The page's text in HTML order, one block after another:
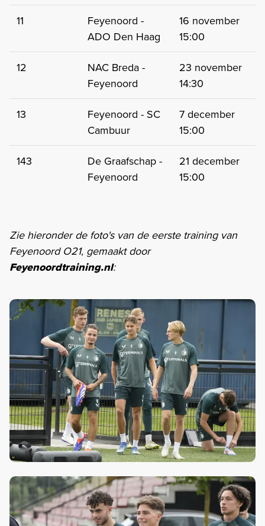
11
Feyenoord -
ADO Den Haag
16 november
15:00
12
NAC Breda -
Feyenoord
23 november
14:30
13
Feyenoord - SC
Cambuur
7 december
15:00
143
De Graafschap -
Feyenoord
21 december
15:00
Zie hieronder de foto's van de eerste training van
Feyenoord O21, gemaakt door
Feyenoordtraining.nl: